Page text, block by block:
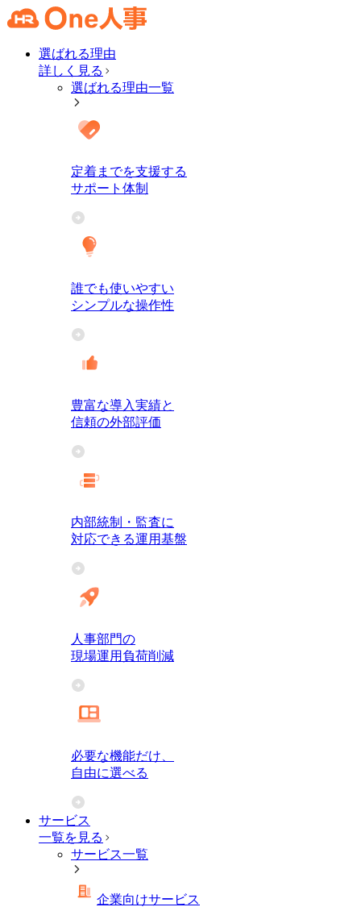
選ばれる理由
詳しく見る
選ばれる理由一覧
定着までを支援する
サポート体制
誰でも使いやすい
シンプルな操作性
豊富な導入実績と
信頼の外部評価
内部統制・監査に
対応できる運用基盤
人事部門の
現場運用負荷削減
必要な機能だけ、
自由に選べる
サービス
一覧を見る
サービス一覧
企業向けサービス